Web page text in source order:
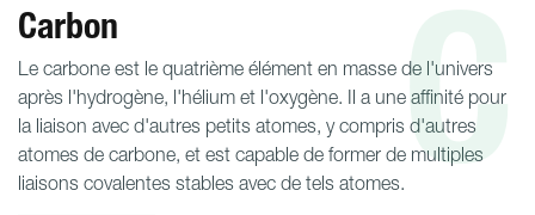
Carbon
Le carbone est le quatrième élément en masse de l'univers
après l'hydrogène, l'hélium et l'oxygène. Il a une affinité pour
la liaison avec d'autres petits atomes, y compris d'autres
atomes de carbone, et est capable de former de multiples
liaisons covalentes stables avec de tels atomes.C